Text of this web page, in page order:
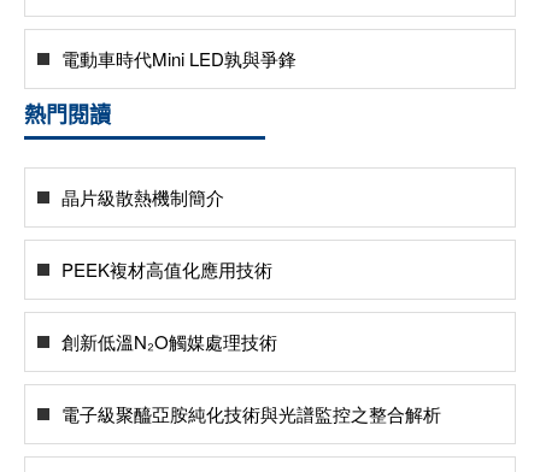
電動車時代Mini LED孰與爭鋒
熱門閱讀
晶片級散熱機制簡介
PEEK複材高值化應用技術
創新低溫N₂O觸媒處理技術
電子級聚醯亞胺純化技術與光譜監控之整合解析